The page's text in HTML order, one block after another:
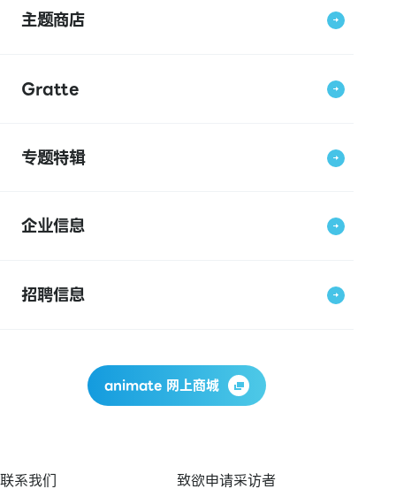
主题商店
Gratte
专题特辑
企业信息
招聘信息
animate 网上商城
联系我们 致欲申请采访者